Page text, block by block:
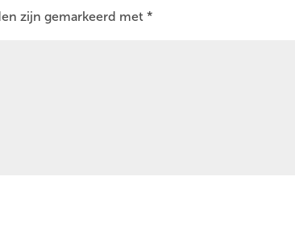
zijn gemarkeerd met*